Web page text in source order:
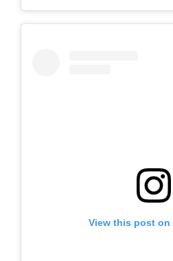
View this post on